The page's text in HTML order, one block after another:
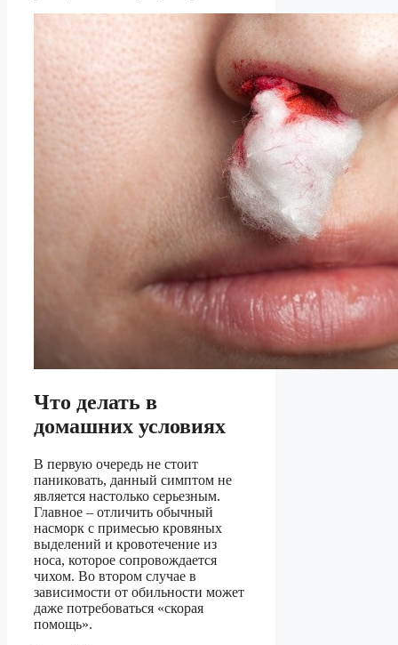
Что делать в
домашних условиях
В первую очередь не стоит
паниковать, данный симптом не
является настолько серьезным.
Главное – отличить обычный
насморк с примесью кровяных
выделений и кровотечение из
носа, которое сопровождается
чихом. Во втором случае в
зависимости от обильности может
даже потребоваться «скорая
помощь».